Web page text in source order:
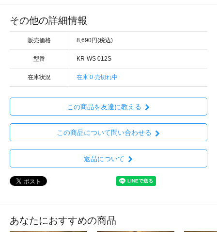
その他の詳細情報
販売価格 8,690円(税込)
型番 KR-WS 012S
在庫状況 在庫 0 売切れ中
この商品を友達に教える
この商品について問い合わせる
返品について
あなたにおすすめの商品